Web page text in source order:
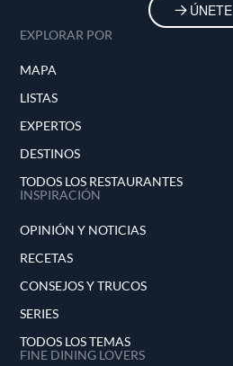
ÚNETE
EXPLORAR POR
MAPA
LISTAS
EXPERTOS
DESTINOS
TODOS LOS RESTAURANTES
INSPIRACIÓN
OPINIÓN Y NOTICIAS
RECETAS
CONSEJOS Y TRUCOS
SERIES
TODOS LOS TEMAS
FINE DINING LOVERS